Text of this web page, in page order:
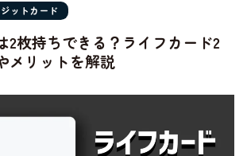
ットカード
2枚持ちできる？ライフカード2
メリットを解説